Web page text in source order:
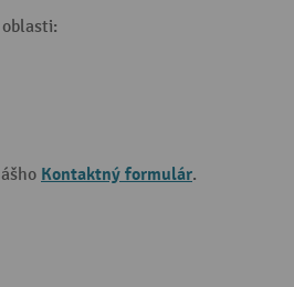
Kontaktný formulár.